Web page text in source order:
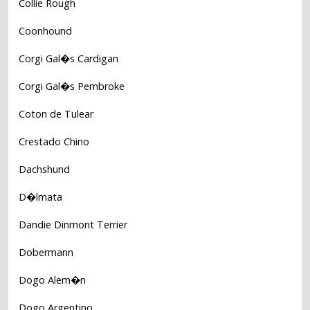
Collie Rough
Coonhound
Corgi Gal�s Cardigan
Corgi Gal�s Pembroke
Coton de Tulear
Crestado Chino
Dachshund
D�lmata
Dandie Dinmont Terrier
Dobermann
Dogo Alem�n